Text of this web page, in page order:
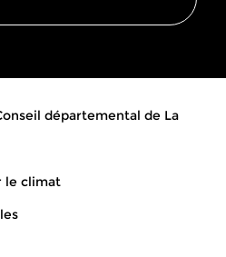
départemental de La
le climat